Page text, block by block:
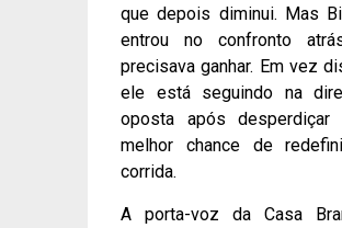
que depois diminui. Mas
entrou no confronto
precisava ganhar. Em vez
ele está seguindo na
oposta após desperdiçar
melhor chance de
corrida.
A porta-voz da Casa